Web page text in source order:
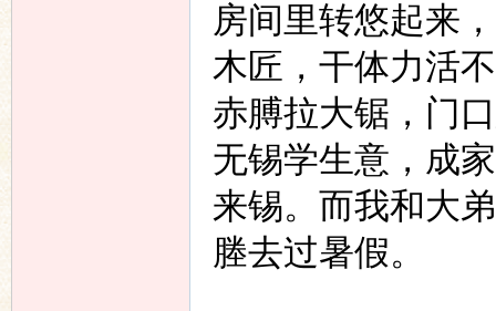
房间里转悠起来
木匠，干体力活
赤膊拉大锯，门
无锡学生意，成
来锡。而我和大
塍去过暑假。